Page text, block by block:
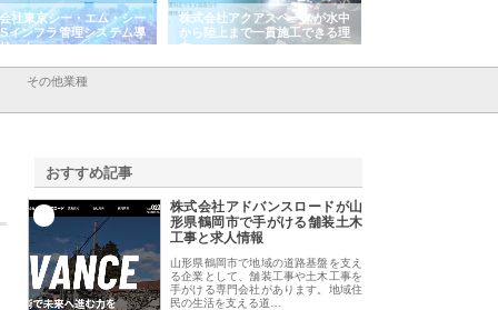
社アクアスペースが水中
上まで一貫施工できる理
株式会社地盤調査事務所が選ば
れ続ける理由と建設コンサルの
強み
その他業種
おすすめ記事
株式会社アドバンスロードが山
形県鶴岡市で手がける舗装土木
工事と求人情報
山形県鶴岡市で地域の道路基盤を支え
る企業として、舗装工事や土木工事を
手がける専門会社があります。地域住
民の生活を支える道…